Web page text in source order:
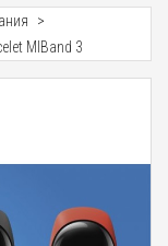
MIBand 3